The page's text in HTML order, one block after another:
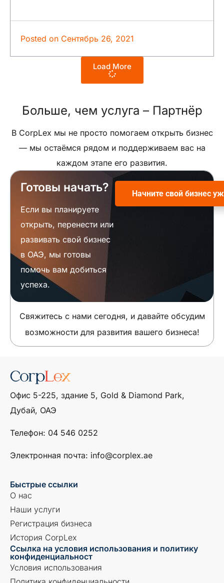
Posted on Сентябрь 26, 2021
Load More
Больше, чем услуга – Партнёр
В CorpLex мы не просто помогаем открыть бизнес
— мы остаёмся рядом и поддерживаем вас на
каждом этапе его развития.
Готовы начать?
Если вы планируете
открыть, перенести или
развивать свой бизнес
в ОАЭ, мы готовы
помочь вам добиться
успеха.
Начните свой бизнес
Свяжитесь с нами сегодня, и давайте обсудим
возможности для развития вашего бизнеса!
Офис 5-225, здание 5, Gold & Diamond Park,
Дубай, ОАЭ
Телефон: ‎04 546 0252
Электронная почта: info@corplex.ae
Быстрые ссылки
О нас
Наши услуги
Регистрация бизнеса
История CorpLex
Ссылка на условия использования и политику
конфиденциальност
Условия использования